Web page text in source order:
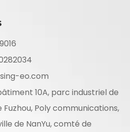
eo.com
10A, parc industriel de
Poly communications,
de NanYu, comté de